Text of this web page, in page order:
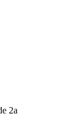
obrazovanje,